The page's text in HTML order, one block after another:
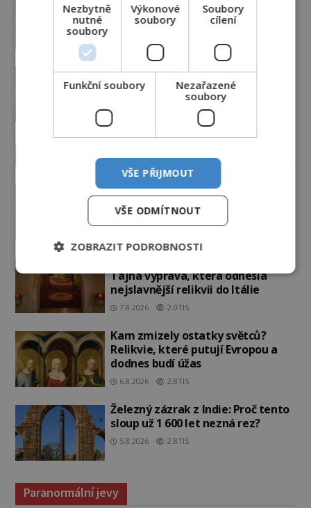
Američané v obležení UFO?
27.7.2026
Nad australským městem
„tančila“ záhadná světla
4.7.2026 3.4TIS
Ayia Napa: Kyperské vodní
monstrum s mírumilovnou
povahou
Tajná výprava, která odnesla
nejslavnější relikvii do Itálie
7.8.2026 2.0TIS
Kam zmizely ostatky světců?
Relikvie, které putují Evropou a
dodnes budí úžas
6.8.2026 2.8TIS
Železný zázrak z Indie: Proč tento
sloup už 1 600 let nezná rez?
5.8.2026 2.8TIS
Paranormální jevy
Nezbytně
nutné
soubory
Výkonové
soubory
Soubory
cílení
Funkční soubory
Nezařazené
soubory
VŠE PŘIJMOUT
VŠE ODMÍTNOUT
ZOBRAZIT PODROBNOSTI